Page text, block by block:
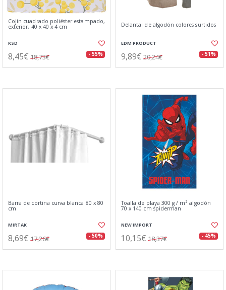
Cojín cuadrado poliéster estampado,
exterior, 40 x 40 x 4 cm
KSD
8,45€ 18,73€ - 55%
Delantal de algodón colores surtidos
EDM PRODUCT
9,89€ 20,24€ - 51%
Barra de cortina curva blanca 80 x 80
cm
MIRTAK
8,69€ 17,26€ - 50%
Toalla de playa 300 g / m² algodón
70 x 140 cm spiderman
NEW IMPORT
10,15€ 18,37€ - 45%